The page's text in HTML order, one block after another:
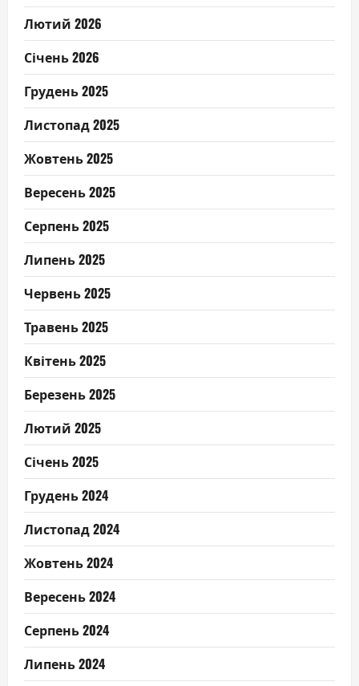
Лютий 2026
Січень 2026
Грудень 2025
Листопад 2025
Жовтень 2025
Вересень 2025
Серпень 2025
Липень 2025
Червень 2025
Травень 2025
Квітень 2025
Березень 2025
Лютий 2025
Січень 2025
Грудень 2024
Листопад 2024
Жовтень 2024
Вересень 2024
Серпень 2024
Липень 2024